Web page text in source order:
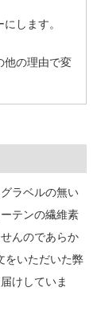
します。
他の理由で変
ラベルの無い
テンの繊維素
んのであらか
をいただいた弊
けしていま